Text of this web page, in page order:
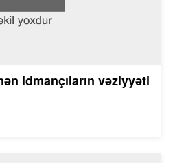
idmançıların vəziyyəti